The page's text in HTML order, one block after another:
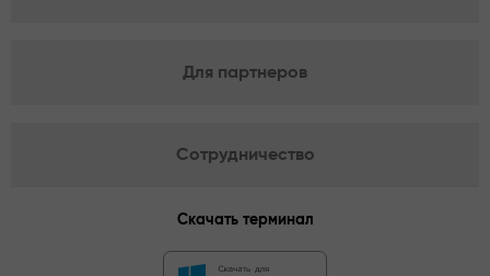
Для партнеров
Сотрудничество
Скачать терминал